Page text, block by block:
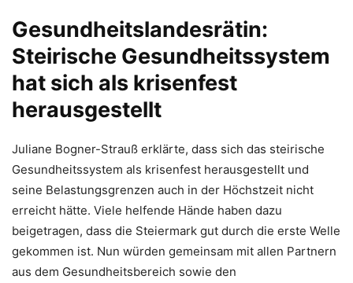
Gesundheitslandesrätin:
Steirische Gesundheitssystem
hat sich als krisenfest
herausgestellt
Juliane Bogner-Strauß erklärte, dass sich das steirische
Gesundheitssystem als krisenfest herausgestellt und
seine Belastungsgrenzen auch in der Höchstzeit nicht
erreicht hätte. Viele helfende Hände haben dazu
beigetragen, dass die Steiermark gut durch die erste Welle
gekommen ist. Nun würden gemeinsam mit allen Partnern
aus dem Gesundheitsbereich sowie den